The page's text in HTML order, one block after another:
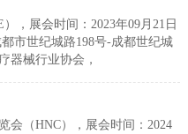
，展会时间：2023年09月21日
市世纪城路198号-成都世纪城
器械行业协会，
会（HNC），展会时间：2024